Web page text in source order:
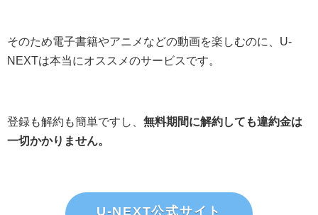
そのため電子書籍やアニメなどの動画を楽しむのに、U-
NEXTは本当にオススメのサービスです。
登録も解約も簡単ですし、 無料期間に解約しても違約金は
一切かかりません。
U-NEXT公式サイト